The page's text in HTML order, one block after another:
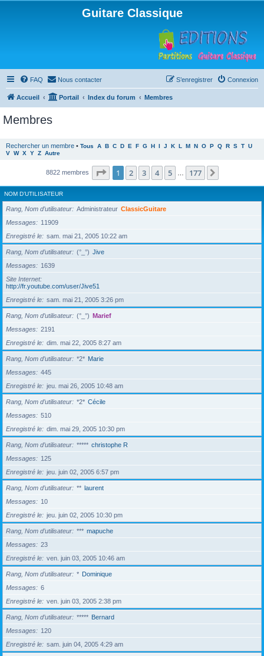
Guitare Classique
FAQ Nous contacter Connexion
S’enregistrer
Accueil Portail Index du forum Membres
Membres
Rechercher un membre • Tous A B C D E F G H I J K L M N O P Q R S T U
V W X Y Z Autre
8822 membres Page 1sur177
1 2 3 4 5 177
NOM D’UTILISATEUR
Rang, Nom d’utilisateur Administrateur ClassicGuitare
Messages
11909
Enregistré le
sam. mai 21, 2005 10:22 am
Rang, Nom d’utilisateur (°_°) Jive
Messages
1639
Site Internet
http://fr.youtube.com/user/Jive51
Enregistré le
sam. mai 21, 2005 3:26 pm
Rang, Nom d’utilisateur (°_°) Marief
Messages
2191
Enregistré le
dim. mai 22, 2005 8:27 am
Rang, Nom d’utilisateur *2* Marie
Messages
445
Enregistré le
jeu. mai 26, 2005 10:48 am
Rang, Nom d’utilisateur *2* Cécile
Messages
510
Enregistré le
dim. mai 29, 2005 10:30 pm
Rang, Nom d’utilisateur ***** christophe R
Messages
125
Enregistré le
jeu. juin 02, 2005 6:57 pm
Rang, Nom d’utilisateur ** laurent
Messages
10
Enregistré le
jeu. juin 02, 2005 10:30 pm
Rang, Nom d’utilisateur *** mapuche
Messages
23
Enregistré le
ven. juin 03, 2005 10:46 am
Rang, Nom d’utilisateur * Dominique
Messages
6
Enregistré le
ven. juin 03, 2005 2:38 pm
Rang, Nom d’utilisateur ***** Bernard
Messages
120
Enregistré le
sam. juin 04, 2005 4:29 am